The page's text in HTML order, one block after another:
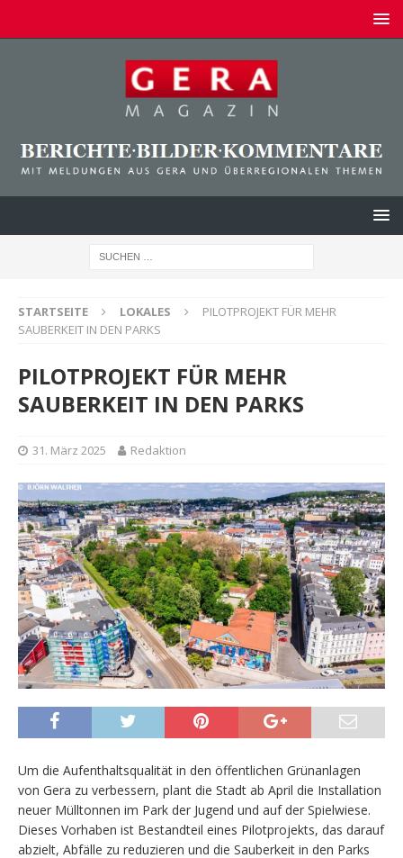
STARTSEITE LOKALES
PILOTPROJEKT FÜR MEHR
SAUBERKEIT IN DEN PARKS
PILOTPROJEKT FÜR MEHR
SAUBERKEIT IN DEN PARKS
31. März 2025 Redaktion
Um die Aufenthaltsqualität in den öffentlichen Grünanlagen
von Gera zu verbessern, plant die Stadt ab April die Installation
neuer Mülltonnen im Park der Jugend und auf der Spielwiese.
Dieses Vorhaben ist Bestandteil eines Pilotprojekts, das darauf
abzielt, Abfälle zu reduzieren und die Sauberkeit in den Parks